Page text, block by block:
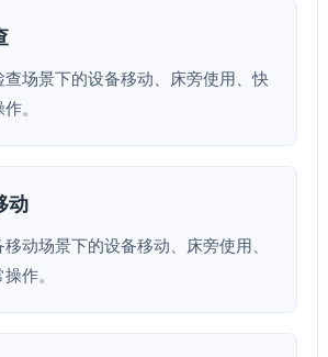
场景下的设备移动、床旁使用、快
。
动
动场景下的设备移动、床旁使用、
作。